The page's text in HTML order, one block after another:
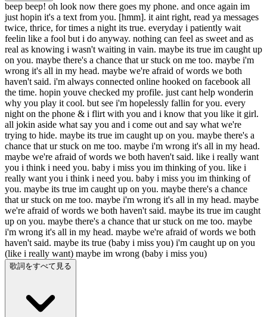
beep beep! oh look now there goes my phone. and once again im
just hopin it's a text from you. [hmm]. it aint right, read ya messages
twice, thrice, for times a night its true. everyday i patiently wait
feelin like a fool but i do anyway. nothing can feel as sweet and as
real as knowing i wasn't waiting in vain. maybe its true im caught up
on you. maybe there's a chance that ur stuck on me too. maybe i'm
wrong it's all in my head. maybe we're afraid of words we both
haven't said. i'm always connected online hooked on facebook all
the time. hopin youve checked my profile. just cant help wonderin
why you play it cool. but see i'm hopelessly fallin for you. every
night on the phone & i flirt with you and i know that you like it girl.
all jokin aside what say you and i come out and say what we're
trying to hide. maybe its true im caught up on you. maybe there's a
chance that ur stuck on me too. maybe i'm wrong it's all in my head.
maybe we're afraid of words we both haven't said. like i really want
you i think i need you. baby i miss you im thinking of you. like i
really want you i think i need you. baby i miss you im thinking of
you. maybe its true im caught up on you. maybe there's a chance
that ur stuck on me too. maybe i'm wrong it's all in my head. maybe
we're afraid of words we both haven't said. maybe its true im caught
up on you. maybe there's a chance that ur stuck on me too. maybe
i'm wrong it's all in my head. maybe we're afraid of words we both
haven't said. maybe its true (baby i miss you) i'm caught up on you
(like i really want) maybe im wrong (baby i miss you)
歌詞をすべて見る